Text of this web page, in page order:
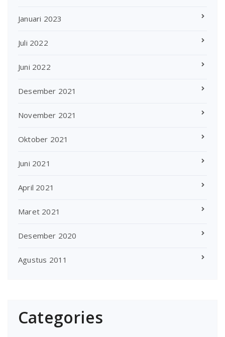
Januari 2023
Juli 2022
Juni 2022
Desember 2021
November 2021
Oktober 2021
Juni 2021
April 2021
Maret 2021
Desember 2020
Agustus 2011
Categories